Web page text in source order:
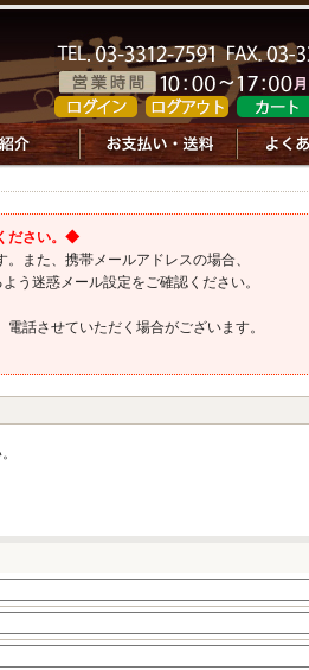
ださい。◆
また、携帯メールアドレスの場合、
う迷惑メール設定をご確認ください。
話させていただく場合がございます。